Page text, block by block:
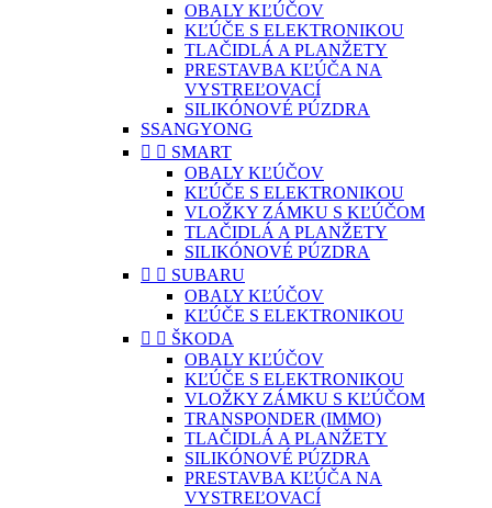
OBALY KĽÚČOV
KĽÚČE S ELEKTRONIKOU
TLAČIDLÁ A PLANŽETY
PRESTAVBA KĽÚČA NA
VYSTREĽOVACÍ
SILIKÓNOVÉ PÚZDRA
SSANGYONG
  SMART
OBALY KĽÚČOV
KĽÚČE S ELEKTRONIKOU
VLOŽKY ZÁMKU S KĽÚČOM
TLAČIDLÁ A PLANŽETY
SILIKÓNOVÉ PÚZDRA
  SUBARU
OBALY KĽÚČOV
KĽÚČE S ELEKTRONIKOU
  ŠKODA
OBALY KĽÚČOV
KĽÚČE S ELEKTRONIKOU
VLOŽKY ZÁMKU S KĽÚČOM
TRANSPONDER (IMMO)
TLAČIDLÁ A PLANŽETY
SILIKÓNOVÉ PÚZDRA
PRESTAVBA KĽÚČA NA
VYSTREĽOVACÍ